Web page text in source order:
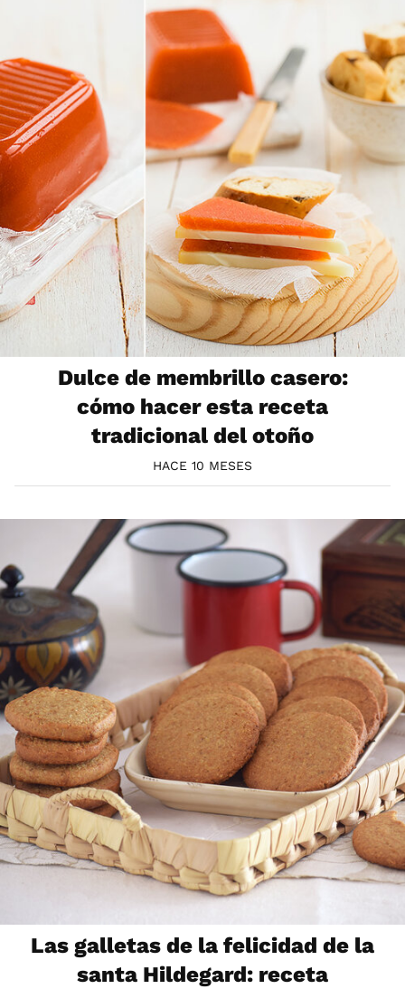
Dulce de membrillo casero:
cómo hacer esta receta
tradicional del otoño
HACE 10 MESES
Las galletas de la felicidad de la
santa Hildegard: receta